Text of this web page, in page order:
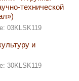
технической
03KLSK119
и
30KLSK119